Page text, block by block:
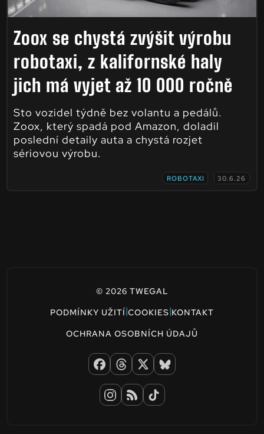
Zoox se chystá zvýšit výrobu
robotaxi, z kalifornské haly
jich má vyjet až 10 000 ročně
Sto vozidel týdně bez volantu a pedálů.
Zoox, který spadá pod Amazon, doladil
poslední detaily auta a chystá rozjet
sériovou výrobu.
ROBOTAXI 30.6.26
© 2026 TWEGAL
PODMÍNKY UŽITÍ|COOKIES|KONTAKT
OCHRANA OSOBNÍCH ÚDAJŮ